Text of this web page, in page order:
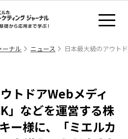
ーナル ニュース 日本最大級のアウト
トドアWebメディ
」などを運営する株
ー様に、「ミエルカ